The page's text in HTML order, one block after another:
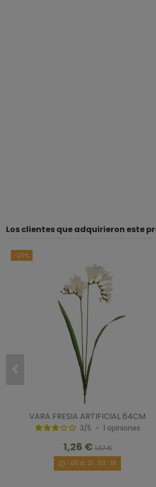
Los clientes que adquirieron este
-20%
VARA FRESIA ARTIFICIAL 64CM
3/5 - 1 opiniones
1,26 €1,57 €
00 d. 21 : 03 :18